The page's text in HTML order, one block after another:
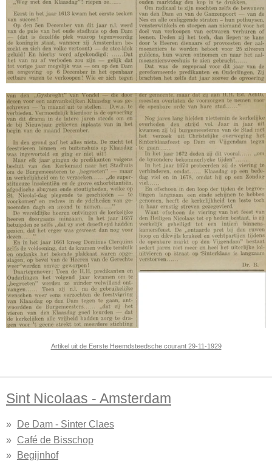
Artikel uit de Eerste Heemdsteedsche courant 29-11-1929
Sint Nicolaas - Amsterdam
De Dam - Sinter Claes
Café de Bisschop
Begijnhof